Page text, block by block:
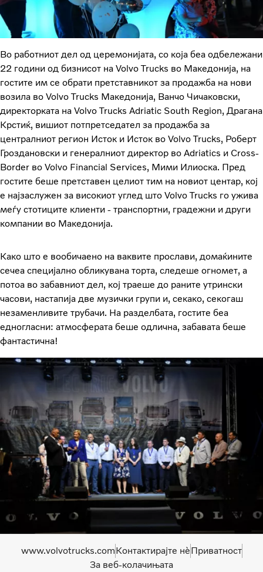
Во работниот дел од церемонијата, со која беа одбележани
22 години од бизнисот на Volvo Trucks во Македонија, на
гостите им се обрати претставникот за продажба на нови
возила во Volvo Trucks Македонија, Ванчо Чичаковски,
директорката на Volvo Trucks Adriatic South Region, Драгана
Крстиќ, вишиот потпретседател за продажба за
централниот регион Исток и Исток во Volvo Trucks, Роберт
Гроздановски и генералниот директор во Adriatics и Cross-
Border во Volvo Financial Services, Мими Илиоска. Пред
гостите беше претставен целиот тим на новиот центар, кој
е најзаслужен за високиот углед што Volvo Trucks го ужива
меѓу стотиците клиенти - транспортни, градежни и други
компании во Македонија.
Како што е вообичаено на ваквите прослави, домаќините
сечеа специјално обликувана торта, следеше огномет, а
потоа во забавниот дел, кој траеше до раните утрински
часови, настапија две музички групи и, секако, секогаш
незаменливите трубачи. На разделбата, гостите беа
едногласни: атмосферата беше одлична, забавата беше
фантастична!
www.volvotrucks.comКонтактирајте нѐПриватност
За веб-колачињата